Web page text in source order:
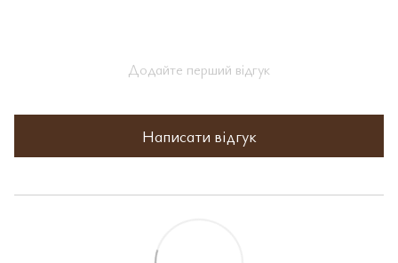
Додайте перший відгук
Написати відгук